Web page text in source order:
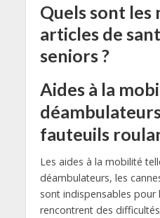
Quels sont les
articles de
seniors ?
Aides à la
fauteuils
Les aides à la mobilité
déambulateurs, les
sont indispensables pour
rencontrent des